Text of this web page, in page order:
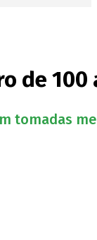
de
tomadas